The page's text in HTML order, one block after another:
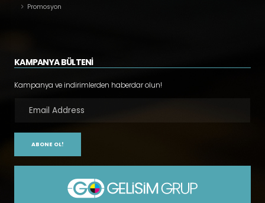
Promosyon
KAMPANYA BÜLTENİ
Kampanya ve indirimlerden haberdar olun!
ABONE OL!